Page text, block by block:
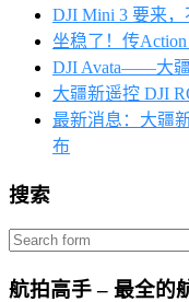
DJI Mini 3 要来
坐稳了！传
DJI Avata——大疆
大疆新遥控 DJI
最新消息：大疆
布
搜索
航拍高手 – 最全的